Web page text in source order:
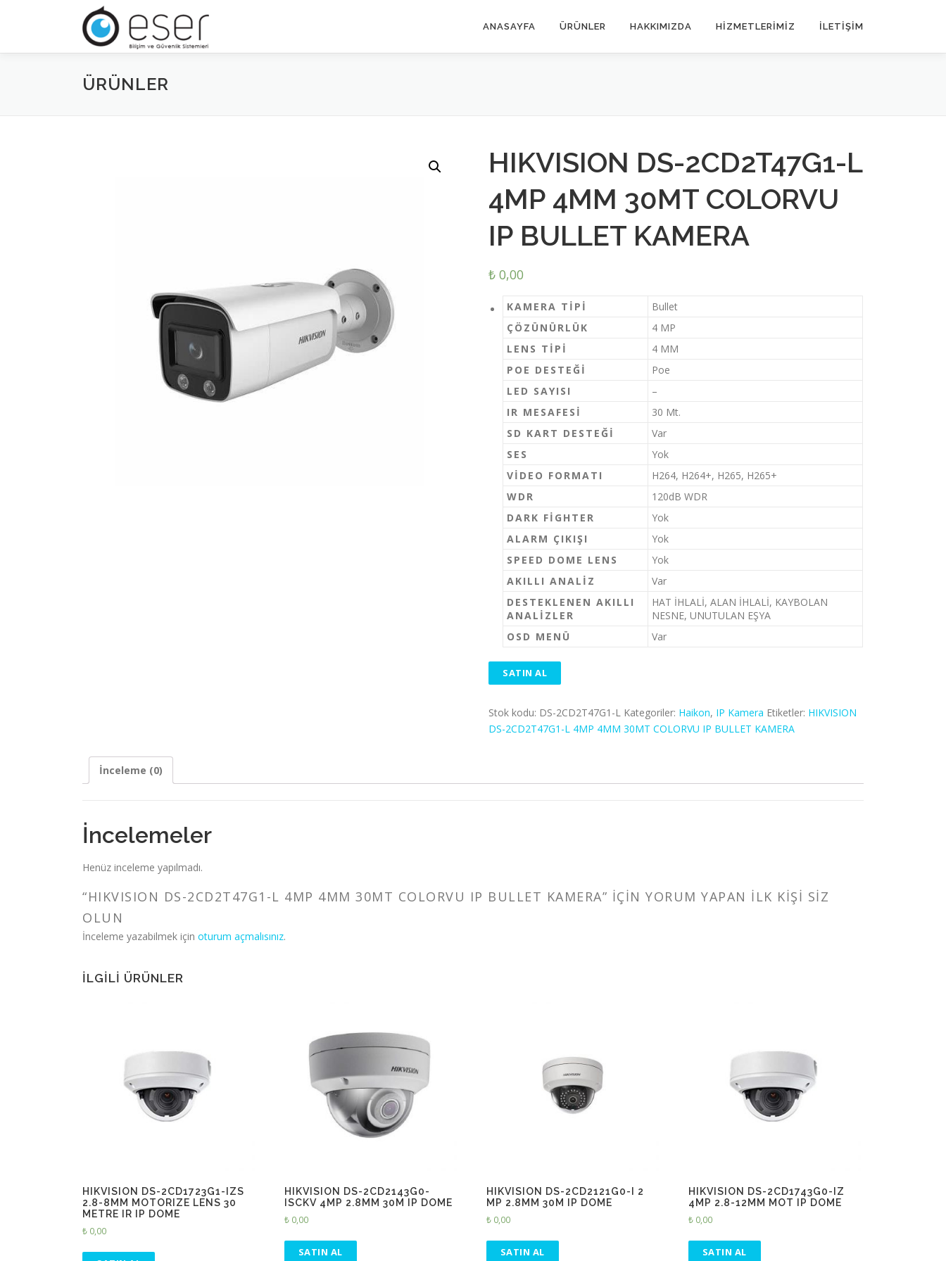
ANASAYFA ÜRÜNLER HAKKIMIZDA HIZMETLERIMIZ İLETIŞIM
ÜRÜNLER
HIKVISION DS-2CD2T47G1-L
4MP 4MM 30MT COLORVU
IP BULLET KAMERA
₺ 0,00
KAMERA TIPI
Bullet
ÇÖZÜNÜRLÜK
4 MP
LENS TIPI
4 MM
POE DESTEĞI
Poe
LED SAYISI
–
IR MESAFESI
30 Mt.
SD KART DESTEĞI
Var
SES
Yok
VIDEO FORMATI
H264, H264+, H265, H265+
WDR
120dB WDR
DARK FIGHTER
Yok
ALARM ÇIKIŞI
Yok
SPEED DOME LENS
Yok
AKILLI ANALIZ
Var
DESTEKLENEN AKILLI
ANALIZLER
HAT İHLALİ, ALAN İHLALİ, KAYBOLAN
NESNE, UNUTULAN EŞYA
OSD MENÜ
Var
SATIN AL
Stok kodu: DS-2CD2T47G1-L Kategoriler: Haikon, IP Kamera Etiketler: HIKVISION
DS-2CD2T47G1-L 4MP 4MM 30MT COLORVU IP BULLET KAMERA
İnceleme (0)
İncelemeler
Henüz inceleme yapılmadı.
“HIKVISION DS-2CD2T47G1-L 4MP 4MM 30MT COLORVU IP BULLET KAMERA” IÇIN YORUM YAPAN ILK KIŞI SIZ
OLUN
İnceleme yazabilmek için oturum açmalısınız.
İLGILI ÜRÜNLER
HIKVISION DS-2CD1723G1-IZS
2.8-8MM MOTORIZE LENS 30
METRE IR IP DOME
₺ 0,00
HIKVISION DS-2CD2143G0-
ISCKV 4MP 2.8MM 30M IP DOME
₺0,00
SATIN AL
HIKVISION DS-2CD2121G0-I 2
MP 2.8MM 30M IP DOME
₺0,00
SATIN AL
HIKVISION DS-2CD1743G0-IZ
4MP 2.8-12MM MOT IP DOME
₺0,00
SATIN AL